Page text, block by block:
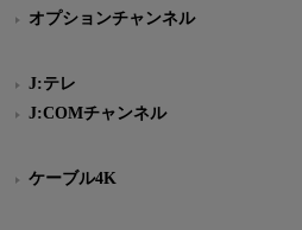
オプションチャンネル
J:テレ
J:COMチャンネル
ケーブル4K